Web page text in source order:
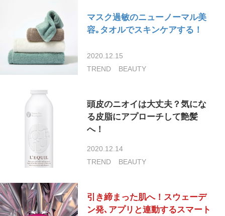
マスク過敏のニューノーマル美
容｡タオルでスキンケアする！
2020.12.15
TREND
BEAUTY
頭皮のニオイは大丈夫？気にな
る皮脂にアプローチして艶髪
へ！
2020.12.14
TREND
BEAUTY
引き締まった肌へ！スウェーデ
ン発､アプリと連動するスマート